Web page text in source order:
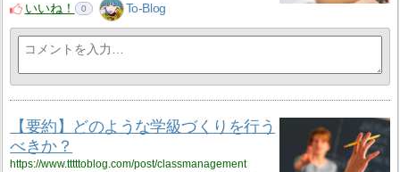
いいね！
0 To-Blog
【要約】どのような学級づくりを行う
べきか？
https://www.tttttoblog.com/post/classmanagement